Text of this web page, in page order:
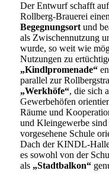
Der Entwurf schafft
Rollberg-Brauerei
Begegnungsortund
als Zwischennutzung
wurde, so weit wie
Nutzungen zu
„Kindlpromenade“
parallel zur
„Werkhöfe“, die sich
Gewerbehöfen
Räume und
und Kleingewerbe
vorgesehene Schule
Dach der KINDL-
es sowohl von der
als „Stadtbalkon“